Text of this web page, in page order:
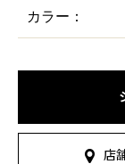
カラー：
店